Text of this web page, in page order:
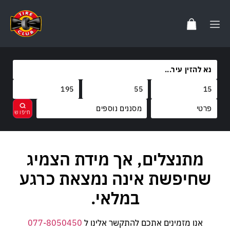
מסננים נוספים
FALKEN
קוד משקל
85
קוד מהירות
נקה בחר
מתנצלים, אך מידת הצמיג
שחיפשת אינה נמצאת כרגע
במלאי.
אנו מזמינים אתכם להתקשר אלינו ל 077-8050450